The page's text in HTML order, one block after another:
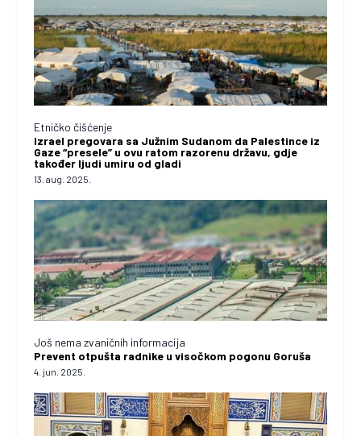
Etničko čišćenje
Izrael pregovara sa Južnim Sudanom da Palestince iz
Gaze “presele” u ovu ratom razorenu državu, gdje
također ljudi umiru od gladi
13. aug. 2025.
Još nema zvaničnih informacija
Prevent otpušta radnike u visočkom pogonu Goruša
4. jun. 2025.